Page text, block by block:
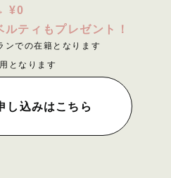
¥0
ティもプレゼント！
での在籍となります
となります
し込みはこちら